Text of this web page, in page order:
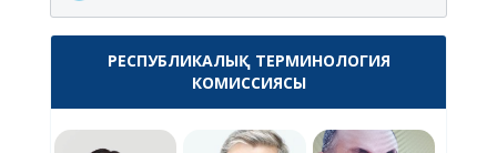
РЕСПУБЛИКАЛЫҚ ТЕРМИНОЛОГИЯ
КОМИССИЯСЫ